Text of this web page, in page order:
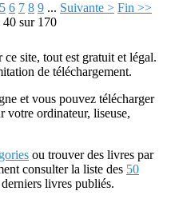
5 6 7 8 9 ... Suivante > Fin >>
40 sur 170
site, tout est gratuit et légal.
de téléchargement.
et vous pouvez télécharger
votre ordinateur, liseuse,
ou trouver des livres par
consulter la liste des 50
livres publiés.